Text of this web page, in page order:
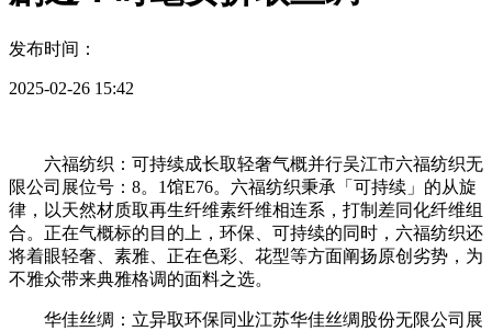
发布时间：
2025-02-26 15:42
六福纺织：可持续成长取轻奢气概并行吴江市六福纺织无
限公司展位号：8。1馆E76。六福纺织秉承「可持续」的从旋
律，以天然材质取再生纤维素纤维相连系，打制差同化纤维组
合。正在气概标的目的上，环保、可持续的同时，六福纺织还
将着眼轻奢、素雅、正在色彩、花型等方面阐扬原创劣势，为
不雅众带来典雅格调的面料之选。
华佳丝绸：立异取环保同业江苏华佳丝绸股份无限公司展